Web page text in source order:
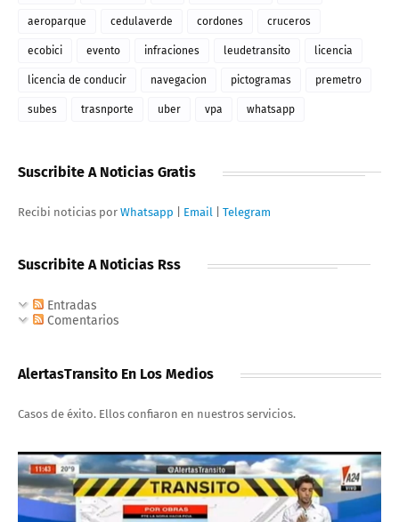
aeroparque cedulaverde cordones cruceros
ecobici evento infraciones leudetransito licencia
licencia de conducir navegacion pictogramas premetro
subes trasnporte uber vpa whatsapp
Suscribite A Noticias Gratis
Recibi noticias por Whatsapp Email Telegram
Suscribite A Noticias Rss
Entradas
Comentarios
AlertasTransito En Los Medios
Casos de éxito. Ellos confiaron en nuestros servicios.